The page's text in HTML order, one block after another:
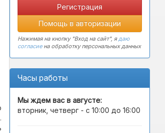
Регистрация
Помощь в авторизации
Нажимая на кнопку "Вход на сайт", ядаю
согласиена обработку персональных данных
Часы работы
Мы ждем вас в августе:
вторник, четверг - с 10:00 до 16:00